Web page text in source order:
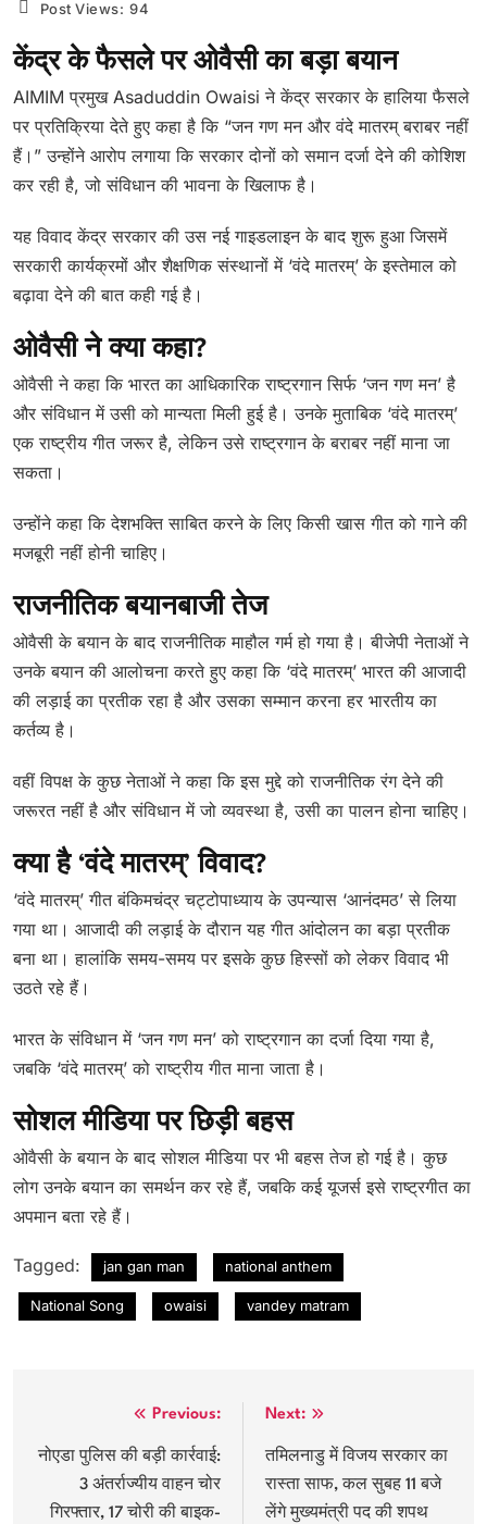
Post Views: 94
केंद्र के फैसले पर ओवैसी का बड़ा बयान
AIMIM प्रमुख Asaduddin Owaisi ने केंद्र सरकार के हालिया फैसले
पर प्रतिक्रिया देते हुए कहा है कि “जन गण मन और वंदे मातरम् बराबर नहीं
हैं।” उन्होंने आरोप लगाया कि सरकार दोनों को समान दर्जा देने की कोशिश
कर रही है, जो संविधान की भावना के खिलाफ है।
यह विवाद केंद्र सरकार की उस नई गाइडलाइन के बाद शुरू हुआ जिसमें
सरकारी कार्यक्रमों और शैक्षणिक संस्थानों में ‘वंदे मातरम्’ के इस्तेमाल को
बढ़ावा देने की बात कही गई है।
ओवैसी ने क्या कहा?
ओवैसी ने कहा कि भारत का आधिकारिक राष्ट्रगान सिर्फ ‘जन गण मन’ है
और संविधान में उसी को मान्यता मिली हुई है। उनके मुताबिक ‘वंदे मातरम्’
एक राष्ट्रीय गीत जरूर है, लेकिन उसे राष्ट्रगान के बराबर नहीं माना जा
सकता।
उन्होंने कहा कि देशभक्ति साबित करने के लिए किसी खास गीत को गाने की
मजबूरी नहीं होनी चाहिए।
राजनीतिक बयानबाजी तेज
ओवैसी के बयान के बाद राजनीतिक माहौल गर्म हो गया है। बीजेपी नेताओं ने
उनके बयान की आलोचना करते हुए कहा कि ‘वंदे मातरम्’ भारत की आजादी
की लड़ाई का प्रतीक रहा है और उसका सम्मान करना हर भारतीय का
कर्तव्य है।
वहीं विपक्ष के कुछ नेताओं ने कहा कि इस मुद्दे को राजनीतिक रंग देने की
जरूरत नहीं है और संविधान में जो व्यवस्था है, उसी का पालन होना चाहिए।
क्या है ‘वंदे मातरम्’ विवाद?
‘वंदे मातरम्’ गीत बंकिमचंद्र चट्टोपाध्याय के उपन्यास ‘आनंदमठ’ से लिया
गया था। आजादी की लड़ाई के दौरान यह गीत आंदोलन का बड़ा प्रतीक
बना था। हालांकि समय-समय पर इसके कुछ हिस्सों को लेकर विवाद भी
उठते रहे हैं।
भारत के संविधान में ‘जन गण मन’ को राष्ट्रगान का दर्जा दिया गया है,
जबकि ‘वंदे मातरम्’ को राष्ट्रीय गीत माना जाता है।
सोशल मीडिया पर छिड़ी बहस
ओवैसी के बयान के बाद सोशल मीडिया पर भी बहस तेज हो गई है। कुछ
लोग उनके बयान का समर्थन कर रहे हैं, जबकि कई यूजर्स इसे राष्ट्रगीत का
अपमान बता रहे हैं।
Tagged: jan gan man national anthem
National Song owaisi vandey matram
navigation
Previous:
नोएडा पुलिस की बड़ी कार्रवाई:
3 अंतर्राज्यीय वाहन चोर
गिरफ्तार, 17 चोरी की बाइक-
Next:
तमिलनाडु में विजय सरकार का
रास्ता साफ, कल सुबह 11 बजे
लेंगे मुख्यमंत्री पद की शपथ